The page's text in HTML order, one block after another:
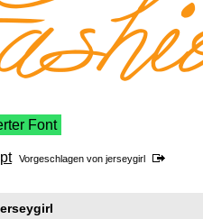
Font
Vorgeschlagen von jerseygirl